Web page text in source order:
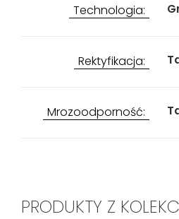
Technologia:
Rektyfikacja:
Mrozoodporność:
PRODUKTY Z